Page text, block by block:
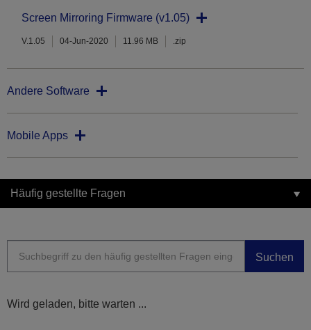
Screen Mirroring Firmware (v1.05)
V.1.05 04-Jun-2020 11.96 MB .zip
Andere Software
Mobile Apps
Häufig gestellte Fragen
Suchen
Wird geladen, bitte warten ...